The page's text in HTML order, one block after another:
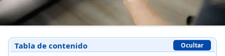
Tabla de contenido Ocultar